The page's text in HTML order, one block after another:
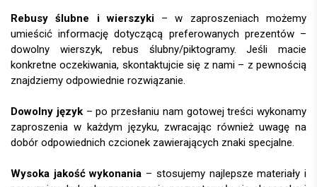
Rebusy ślubne i wierszyki– w zaproszeniach możemy
umieścić informację dotyczącą preferowanych prezentów –
dowolny wierszyk, rebus ślubny/piktogramy. Jeśli macie
konkretne oczekiwania, skontaktujcie się z nami – z pewnością
znajdziemy odpowiednie rozwiązanie.
Dowolny język– po przesłaniu nam gotowej treści wykonamy
zaproszenia w każdym języku, zwracając również uwagę na
dobór odpowiednich czcionek zawierających znaki specjalne.
Wysoka jakość wykonania – stosujemy najlepsze materiały i